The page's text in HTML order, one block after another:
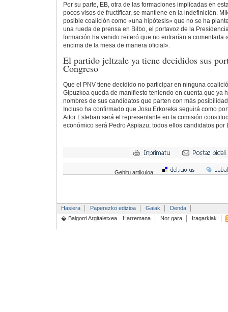
Por su parte, EB, otra de las formaciones implicadas en
pocos visos de fructificar, se mantiene en la indefinición.
posible coalición como «una hipótesis» que no se ha
una rueda de prensa en Bilbo, el portavoz de la
formación ha venido reiteró que no entrarían a comentarla
encima de la mesa de manera oficial».
El partido jeltzale ya tiene decididos sus
Congreso
Que el PNV tiene decidido no participar en ninguna
Gipuzkoa queda de manifiesto teniendo en cuenta que ya
nombres de sus candidatos que parten con más
Incluso ha confirmado que Josu Erkoreka seguirá como
Aitor Esteban será el representante en la comisión
económico será Pedro Aspiazu; todos ellos candidatos por
Gehitu artikuloa:
Hasiera Paperezko edizioa Gaiak
Denda
� Baigorri Argitaletxea
Harremana Nor gara Iragarkiak